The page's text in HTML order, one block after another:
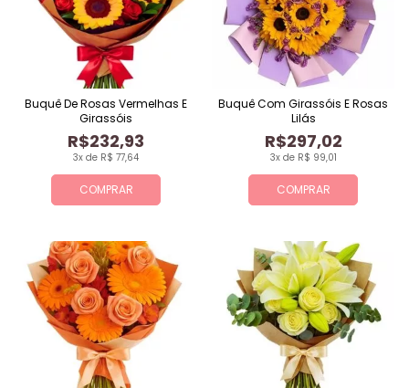
COMPRAR
3x de R$ 77,64
R$232,93
Buquê De Rosas Vermelhas E
Girassóis
COMPRAR
3x de R$ 99,01
R$297,02
Buquê Com Girassóis E Rosas
Lilás